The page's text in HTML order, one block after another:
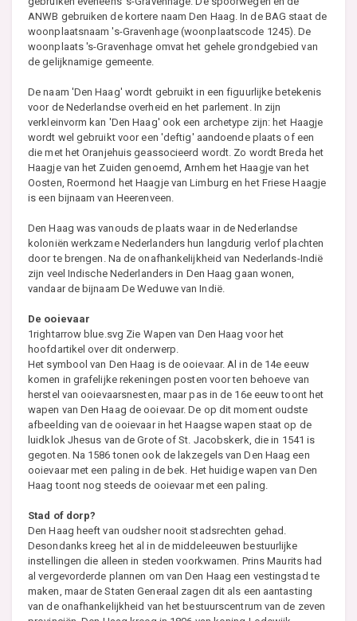
ANWB gebruiken de kortere naam Den Haag. In de BAG staat de
woonplaatsnaam 's-Gravenhage (woonplaatscode 1245). De
woonplaats 's-Gravenhage omvat het gehele grondgebied van
de gelijknamige gemeente.
De naam 'Den Haag' wordt gebruikt in een figuurlijke betekenis
voor de Nederlandse overheid en het parlement. In zijn
verkleinvorm kan 'Den Haag' ook een archetype zijn: het Haagje
wordt wel gebruikt voor een 'deftig' aandoende plaats of een
die met het Oranjehuis geassocieerd wordt. Zo wordt Breda het
Haagje van het Zuiden genoemd, Arnhem het Haagje van het
Oosten, Roermond het Haagje van Limburg en het Friese Haagje
is een bijnaam van Heerenveen.
Den Haag was vanouds de plaats waar in de Nederlandse
koloniën werkzame Nederlanders hun langdurig verlof plachten
door te brengen. Na de onafhankelijkheid van Nederlands-Indië
zijn veel Indische Nederlanders in Den Haag gaan wonen,
vandaar de bijnaam De Weduwe van Indië.
De ooievaar
1rightarrow blue.svg Zie Wapen van Den Haag voor het
hoofdartikel over dit onderwerp.
Het symbool van Den Haag is de ooievaar. Al in de 14e eeuw
komen in grafelijke rekeningen posten voor ten behoeve van
herstel van ooievaarsnesten, maar pas in de 16e eeuw toont het
wapen van Den Haag de ooievaar. De op dit moment oudste
afbeelding van de ooievaar in het Haagse wapen staat op de
luidklok Jhesus van de Grote of St. Jacobskerk, die in 1541 is
gegoten. Na 1586 tonen ook de lakzegels van Den Haag een
ooievaar met een paling in de bek. Het huidige wapen van Den
Haag toont nog steeds de ooievaar met een paling.
Stad of dorp?
Den Haag heeft van oudsher nooit stadsrechten gehad.
Desondanks kreeg het al in de middeleeuwen bestuurlijke
instellingen die alleen in steden voorkwamen. Prins Maurits had
al vergevorderde plannen om van Den Haag een vestingstad te
maken, maar de Staten Generaal zagen dit als een aantasting
van de onafhankelijkheid van het bestuurscentrum van de zeven